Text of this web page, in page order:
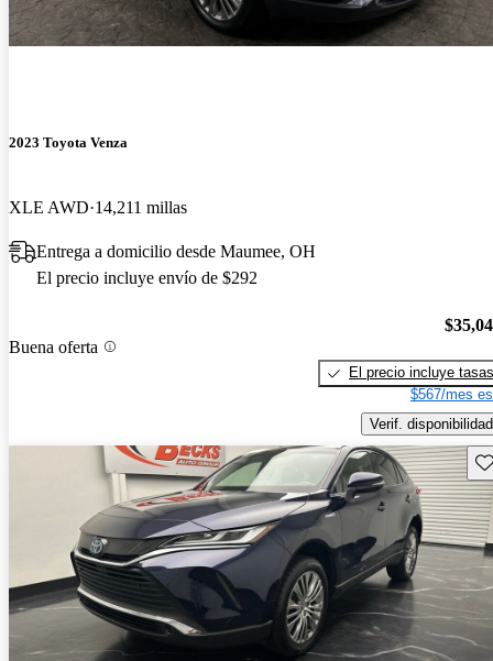
2023 Toyota Venza
XLE AWD 14,211 millas
Entrega a domicilio desde Maumee, OH
El precio incluye envío de $292
Buena oferta
El precio incluye tasas
$567/mes
Verif. disponibilidad